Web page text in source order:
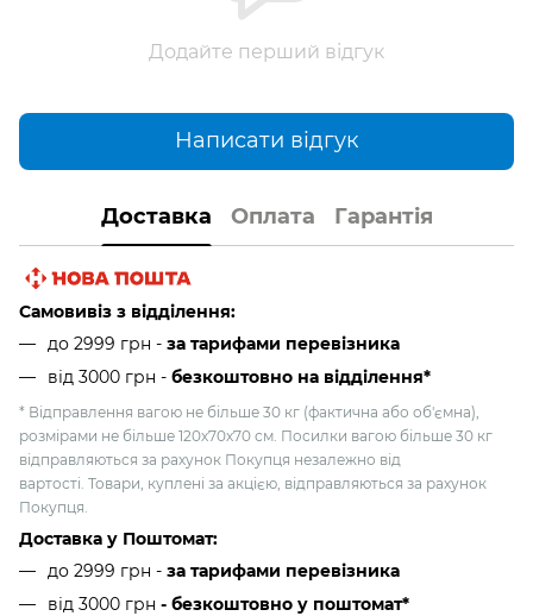
Додайте перший відгук
Написати відгук
Доставка Оплата Гарантія
Самовивіз з відділення:
до 2999 грн - за тарифами перевізника
від 3000 грн - безкоштовно на відділення*
* Відправлення вагою не більше 30 кг (фактична або об'ємна),
розмірами не більше 120х70х70 см. Посилки вагою більше 30 кг
відправляються за рахунок Покупця незалежно від
вартості. Товари, куплені за акцією, відправляються за рахунок
Покупця.
Доставка у Поштомат:
до 2999 грн - за тарифами перевізника
від 3000 грн - безкоштовно у поштомат*